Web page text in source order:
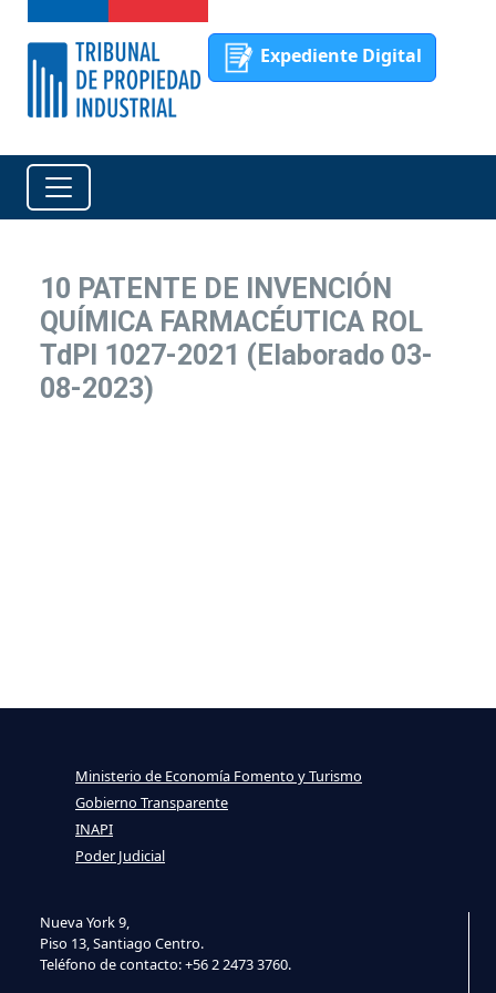
Expediente Digital
10 PATENTE DE INVENCIÓN
QUÍMICA FARMACÉUTICA ROL
TdPI 1027-2021 (Elaborado 03-
08-2023)
Nueva York 9,
Piso 13, Santiago Centro.
Teléfono de contacto: +56 2 2473 3760.
Ministerio de Economía Fomento y Turismo
Gobierno Transparente
INAPI
Poder Judicial